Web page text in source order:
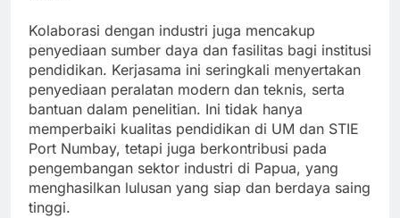
Kolaborasi dengan industri juga mencakup
penyediaan sumber daya dan fasilitas bagi institusi
pendidikan. Kerjasama ini seringkali menyertakan
penyediaan peralatan modern dan teknis, serta
bantuan dalam penelitian. Ini tidak hanya
memperbaiki kualitas pendidikan di UM dan STIE
Port Numbay, tetapi juga berkontribusi pada
pengembangan sektor industri di Papua, yang
menghasilkan lulusan yang siap dan berdaya saing
tinggi.